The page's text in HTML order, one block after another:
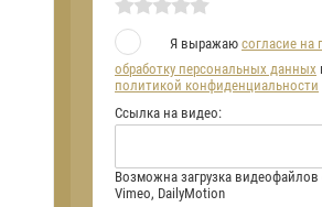
Я выражаю согласие на
обработку персональных данных
политикой конфиденциальности
Ссылка на видео:
Возможна загрузка видеофайлов
Vimeo, DailyMotion